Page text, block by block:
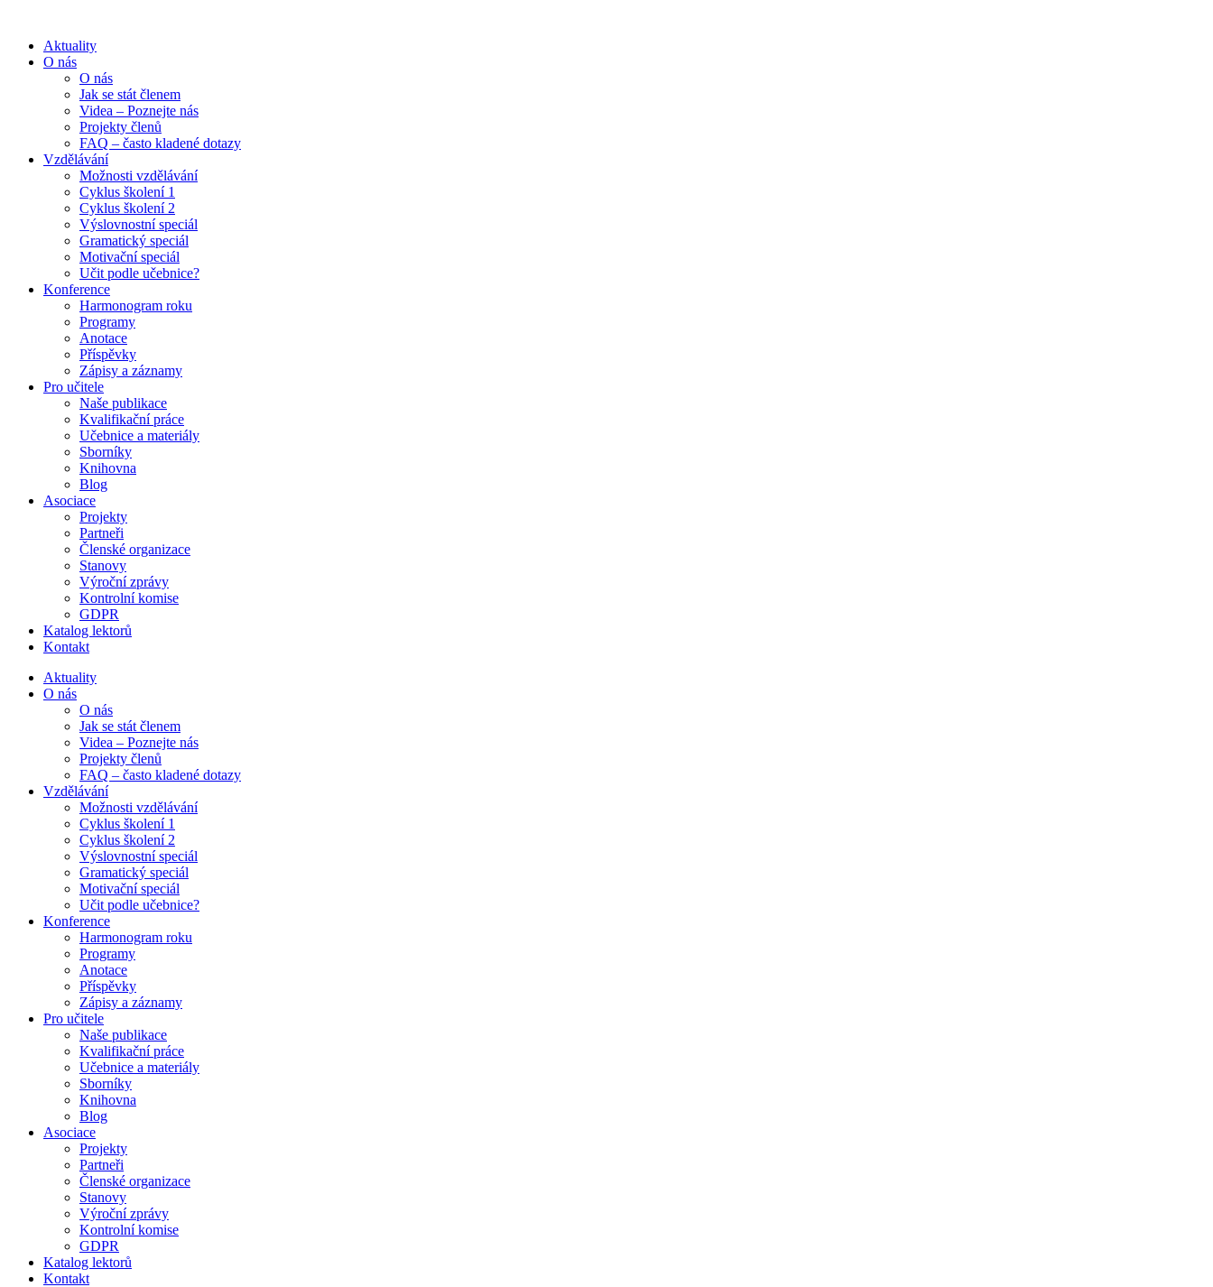
Aktuality
O nás
O nás
Jak se stát členem
Videa – Poznejte nás
Projekty členů
FAQ – často kladené dotazy
Vzdělávání
Možnosti vzdělávání
Cyklus školení 1
Cyklus školení 2
Výslovnostní speciál
Gramatický speciál
Motivační speciál
Učit podle učebnice?
Konference
Harmonogram roku
Programy
Anotace
Příspěvky
Zápisy a záznamy
Pro učitele
Naše publikace
Kvalifikační práce
Učebnice a materiály
Sborníky
Knihovna
Blog
Asociace
Projekty
Partneři
Členské organizace
Stanovy
Výroční zprávy
Kontrolní komise
GDPR
Katalog lektorů
Kontakt
Aktuality
O nás
O nás
Jak se stát členem
Videa – Poznejte nás
Projekty členů
FAQ – často kladené dotazy
Vzdělávání
Možnosti vzdělávání
Cyklus školení 1
Cyklus školení 2
Výslovnostní speciál
Gramatický speciál
Motivační speciál
Učit podle učebnice?
Konference
Harmonogram roku
Programy
Anotace
Příspěvky
Zápisy a záznamy
Pro učitele
Naše publikace
Kvalifikační práce
Učebnice a materiály
Sborníky
Knihovna
Blog
Asociace
Projekty
Partneři
Členské organizace
Stanovy
Výroční zprávy
Kontrolní komise
GDPR
Katalog lektorů
Kontakt